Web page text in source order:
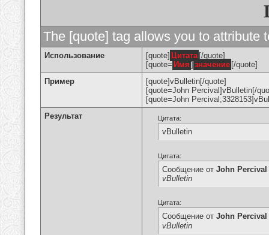
The [quote] tag allows you to attribute
Использование [quote] Цитата [/quote]
[quote= Имя ] значение [/quote]
Пример
[quote]vBulletin[/quote]
[quote=John Percival]vBulletin[/
[quote=John
Результат
Цитата:
vBulletin
Цитата:
Сообщение от John Percival
vBulletin
Цитата:
Сообщение от John Percival
vBulletin